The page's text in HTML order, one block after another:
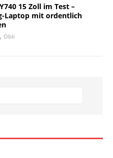
15 Zoll im Test –
Laptop mit ordentlich
Obli